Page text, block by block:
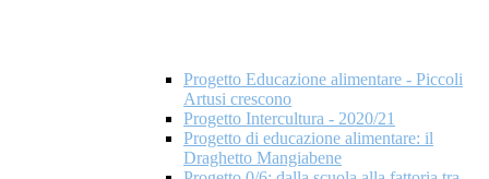
Progetto Educazione alimentare - Piccoli
Artusi crescono
Progetto Intercultura - 2020/21
Progetto di educazione alimentare: il
Draghetto Mangiabene